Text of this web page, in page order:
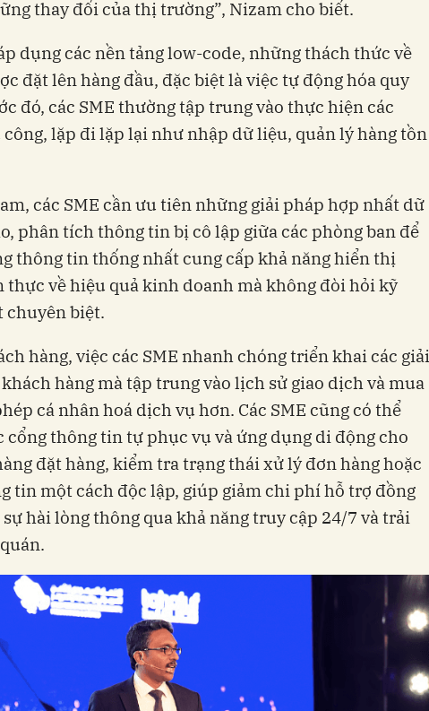
thay đổi của thị trường”, Nizam cho biết.
dụng các nền tảng low-code, những thách thức về
đặt lên hàng đầu, đặc biệt là việc tự động hóa quy
đó, các SME thường tập trung vào thực hiện các
lặp đi lặp lại như nhập dữ liệu, quản lý hàng tồn
các SME cần ưu tiên những giải pháp hợp nhất dữ
phân tích thông tin bị cô lập giữa các phòng ban để
thông tin thống nhất cung cấp khả năng hiển thị
thực về hiệu quả kinh doanh mà không đòi hỏi kỹ
chuyên biệt.
hàng, việc các SME nhanh chóng triển khai các giải
hàng mà tập trung vào lịch sử giao dịch và mua
cá nhân hoá dịch vụ hơn. Các SME cũng có thể
cổng thông tin tự phục vụ và ứng dụng di động cho
đặt hàng, kiểm tra trạng thái xử lý đơn hàng hoặc
tin một cách độc lập, giúp giảm chi phí hỗ trợ đồng
hài lòng thông qua khả năng truy cập 24/7 và trải